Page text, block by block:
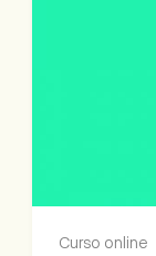
Curso online